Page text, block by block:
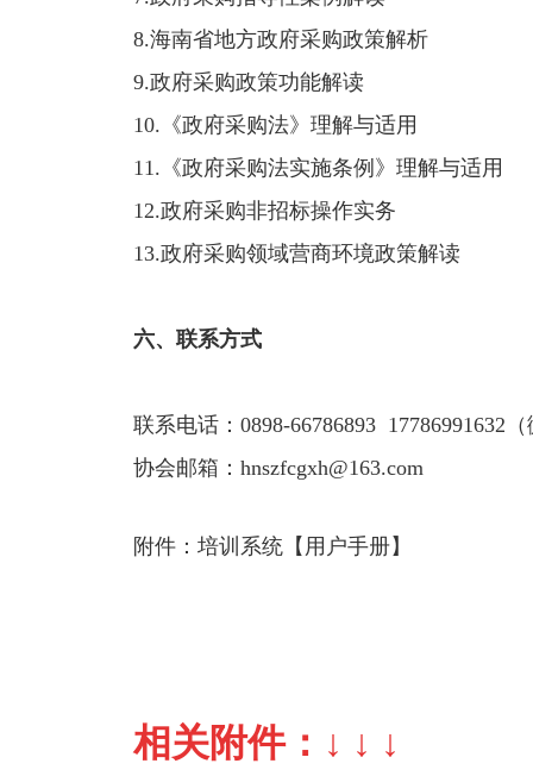
8.海南省地方政府采购政策解析
9.政府采购政策功能解读
10.《政府采购法》理解与适用
11.《政府采购法实施条例》理解与适用
12.政府采购非招标操作实务
13.政府采购领域营商环境政策解读
六、联系方式
联系电话：0898-66786893 17786991632
协会邮箱：hnszfcgxh@163.com
附件：培训系统【用户手册】
相关附件：↓ ↓ ↓